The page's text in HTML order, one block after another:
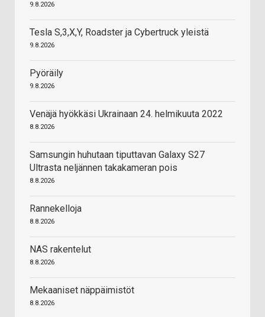
9.8.2026
Tesla S,3,X,Y, Roadster ja Cybertruck yleistä
9.8.2026
Pyöräily
9.8.2026
Venäjä hyökkäsi Ukrainaan 24. helmikuuta 2022
8.8.2026
Samsungin huhutaan tiputtavan Galaxy S27
Ultrasta neljännen takakameran pois
8.8.2026
Rannekelloja
8.8.2026
NAS rakentelut
8.8.2026
Mekaaniset näppäimistöt
8.8.2026